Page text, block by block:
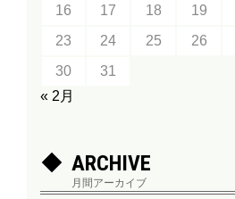
16
17 18 19
23
24 25 26
30
31
« 2月
ARCHIVE
月間アーカイブ